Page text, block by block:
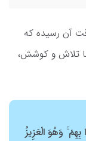
آن رسیده که
تلاش و کوشش،
بِهِمْ ۚ وَهُوَ الْعَزِيزُ